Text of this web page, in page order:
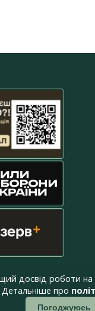
досвід роботи
про
Погоджуюсь